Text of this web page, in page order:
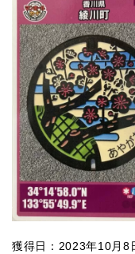
獲得日：2023年10月8